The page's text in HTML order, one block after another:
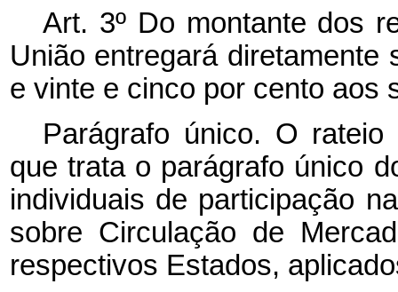
Art. 3º Do montante dos
União entregará
e vinte e cinco por cento aos
Parágrafo único. O
que trata o parágrafo único
individuais de participação
sobre Circulação de
respectivos Estados,